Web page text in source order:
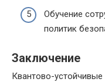
Обучение
политик
Заключение
Квантово-